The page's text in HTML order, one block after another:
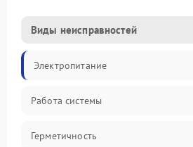
Виды неисправностей
Электропитание
Работа системы
Герметичность